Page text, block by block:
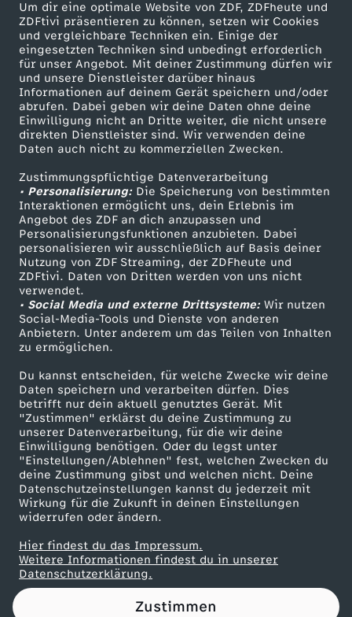
Um dir eine optimale Website von ZDF, ZDFheute und
ZDFtivi präsentieren zu können, setzen wir Cookies
und vergleichbare Techniken ein. Einige der
eingesetzten Techniken sind unbedingt erforderlich
für unser Angebot. Mit deiner Zustimmung dürfen wir
und unsere Dienstleister darüber hinaus
Informationen auf deinem Gerät speichern und/oder
abrufen. Dabei geben wir deine Daten ohne deine
Einwilligung nicht an Dritte weiter, die nicht unsere
direkten Dienstleister sind. Wir verwenden deine
Daten auch nicht zu kommerziellen Zwecken.
Zustimmungspflichtige Datenverarbeitung
• Personalisierung:Die Speicherung von bestimmten
Interaktionen ermöglicht uns, dein Erlebnis im
Angebot des ZDF an dich anzupassen und
Personalisierungsfunktionen anzubieten. Dabei
personalisieren wir ausschließlich auf Basis deiner
Nutzung von ZDF Streaming, der ZDFheute und
ZDFtivi. Daten von Dritten werden von uns nicht
verwendet.
• Social Media und externe Drittsysteme:Wir nutzen
Social-Media-Tools und Dienste von anderen
Anbietern. Unter anderem um das Teilen von Inhalten
zu ermöglichen.
Du kannst entscheiden, für welche Zwecke wir deine
Daten speichern und verarbeiten dürfen. Dies
betrifft nur dein aktuell genutztes Gerät. Mit
"Zustimmen" erklärst du deine Zustimmung zu
unserer Datenverarbeitung, für die wir deine
Einwilligung benötigen. Oder du legst unter
"Einstellungen/Ablehnen" fest, welchen Zwecken du
deine Zustimmung gibst und welchen nicht. Deine
Datenschutzeinstellungen kannst du jederzeit mit
Wirkung für die Zukunft in deinen Einstellungen
widerrufen oder ändern.
Hier findest du das Impressum.
Weitere Informationen findest du in unserer
Datenschutzerklärung.
Zustimmen
o
i
n
s
-
W
a
s
m
a
n
w
i
r
k
l
Mehr ZDF
ZDF-Apps
Smart TV
ZDFtext
Livestreams
Sendungen A-Z
TV-Programm
Service
ZDFmitreden
Kontakt zum ZDF
Tickets
Zuschauerservice
Hilfe
ZDF Unternehmen
Karriere
ZDF goes Schule
Werbefernsehen
Mainzelmännchen
Partner